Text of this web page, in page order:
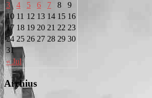
« Jul
3
4 5 6 7 8
9
10 11 12 13 14 15 16
17 18 19 20 21 22 23
24 25 26 27 28 29 30
31
Archius